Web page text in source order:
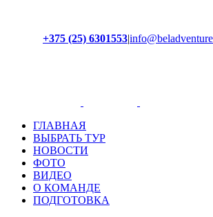
+375 (25) 6301553|
ГЛАВНАЯ
ВЫБРАТЬ ТУР
НОВОСТИ
ФОТО
ВИДЕО
О КОМАНДЕ
ПОДГОТОВКА